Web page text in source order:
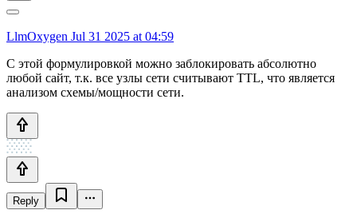
LlmOxygen Jul 31 2025 at 04:59
С этой формулировкой можно заблокировать абсолютно
любой сайт, т.к. все узлы сети считывают TTL, что является
анализом схемы/мощности сети.
Reply